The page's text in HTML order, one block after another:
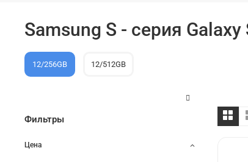
Samsung S - серия
12/256GB 12/512GB
Фильтры
Цена